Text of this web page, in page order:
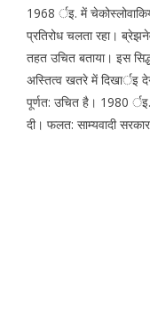
1968 र्इ. में
प्रतिरोध चलता रहा।
तहत उचित बताया। इस
अस्तित्व खतरे में दिखार्इ
पूर्णत: उचित है। 1980 र्इ.
दी। फलत: साम्यवादी